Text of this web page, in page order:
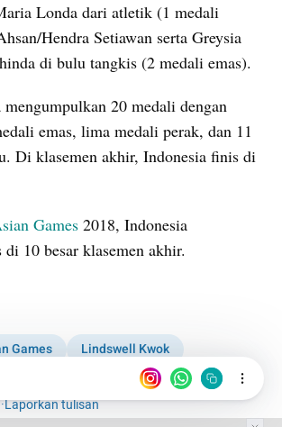
Londa dari atletik (1 medali
Hendra Setiawan serta Greysia
di bulu tangkis (2 medali emas).
20 medali dengan
emas, lima medali perak, dan 11
Di klasemen akhir, Indonesia finis di
Games 2018, Indonesia
10 besar klasemen akhir.
Games
Lindswell Kwok
·Laporkan tulisan